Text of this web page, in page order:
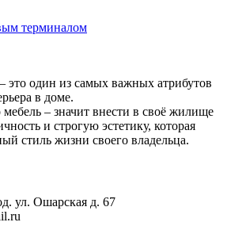
терминалом
это один из самых важных атрибутов
в доме.
– значит внести в своё жилище
и строгую эстетику, которая
стиль жизни своего владельца.
ул. Ошарская д. 67